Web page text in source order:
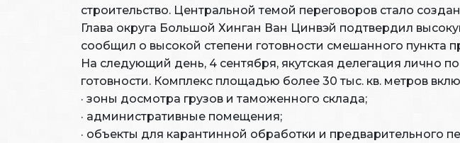
строительство. Центральной темой переговоров стало
Глава округа Большой Хинган Ван Цинвэй подтвердил
сообщил о высокой степени готовности смешанного пункта
На следующий день, 4 сентября, якутская делегация лично
готовности. Комплекс площадью более 30 тыс. кв. метров
· зоны досмотра грузов и таможенного склада;
· административные помещения;
· объекты для карантинной обработки и предварительного